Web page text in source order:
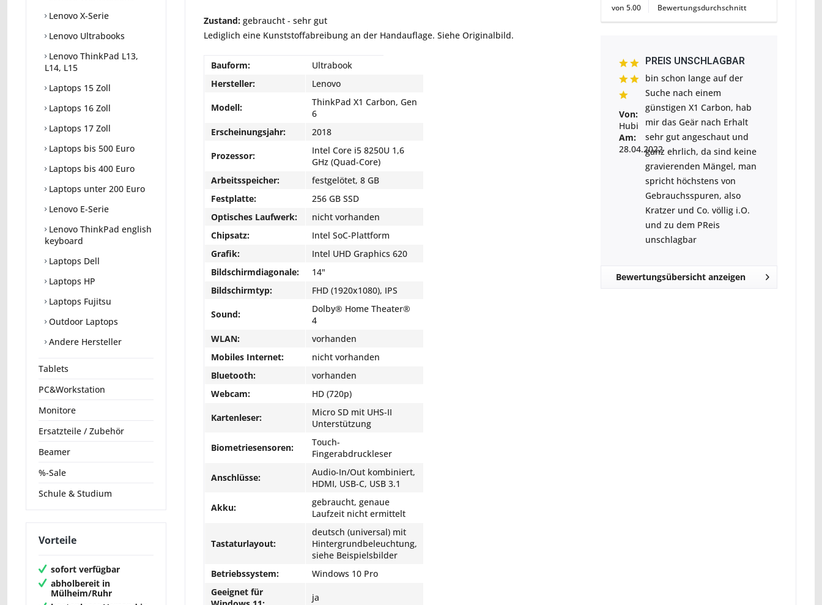
Lenovo X-Serie
Lenovo Ultrabooks
Lenovo ThinkPad L13,
L14, L15
Laptops 15 Zoll
Laptops 16 Zoll
Laptops 17 Zoll
Laptops bis 500 Euro
Laptops bis 400 Euro
Laptops unter 200 Euro
Lenovo E-Serie
Lenovo ThinkPad english
keyboard
Laptops Dell
Laptops HP
Laptops Fujitsu
Outdoor Laptops
Andere Hersteller
Tablets
PC&Workstation
Monitore
Ersatzteile / Zubehör
Beamer
%-Sale
Schule & Studium
Vorteile
sofort verfügbar
abholbereit in
Mülheim/Ruhr
Zustand: gebraucht - sehr gut
Lediglich eine Kunststoffabreibung an der Handauflage. Siehe Originalbild.
Bauform:
Ultrabook
Hersteller:
Lenovo
Modell:
ThinkPad X1 Carbon, Gen
6
Erscheinungsjahr:
2018
Prozessor:
Intel Core i5 8250U 1,6
GHz (Quad-Core)
Arbeitsspeicher:
festgelötet, 8 GB
Festplatte:
256 GB SSD
Optisches Laufwerk:
nicht vorhanden
Chipsatz:
Intel SoC-Plattform
Grafik:
Intel UHD Graphics 620
Bildschirmdiagonale:
14"
Bildschirmtyp:
FHD (1920x1080), IPS
Sound:
Dolby® Home Theater®
4
WLAN:
vorhanden
Mobiles Internet:
nicht vorhanden
Bluetooth:
vorhanden
Webcam:
HD (720p)
Kartenleser:
Micro SD mit UHS-II
Unterstützung
Biometriesensoren:
Touch-
Fingerabdruckleser
Anschlüsse:
Audio-In/Out kombiniert,
HDMI, USB-C, USB 3.1
Akku:
gebraucht, genaue
Laufzeit nicht ermittelt
Tastaturlayout:
deutsch (universal) mit
Hintergrundbeleuchtung,
siehe Beispielsbilder
Betriebssystem:
Windows 10 Pro
Geeignet für
ja
von 5.00 Bewertungsdurchschnitt
Von:
Hubi
Am:
28.04.2022
PREIS UNSCHLAGBAR
bin schon lange auf der
Suche nach einem
günstigen X1 Carbon, hab
mir das Geär nach Erhalt
sehr gut angeschaut und
ganz ehrlich, da sind keine
gravierenden Mängel, man
spricht höchstens von
Gebrauchsspuren, also
Kratzer und Co. völlig i.O.
und zu dem PReis
unschlagbar
Bewertungsübersicht anzeigen